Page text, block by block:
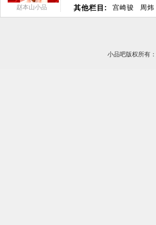
赵本山小品 其他栏目: 宫崎骏 周炜
小品吧版权所有：